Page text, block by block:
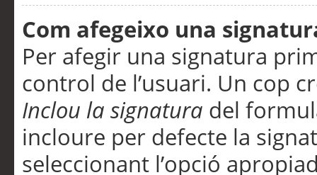
Com afegeixo una
Per afegir una signatura
control de l’usuari. Un cop
Inclou la signatura del
incloure per defecte la
seleccionant l’opció